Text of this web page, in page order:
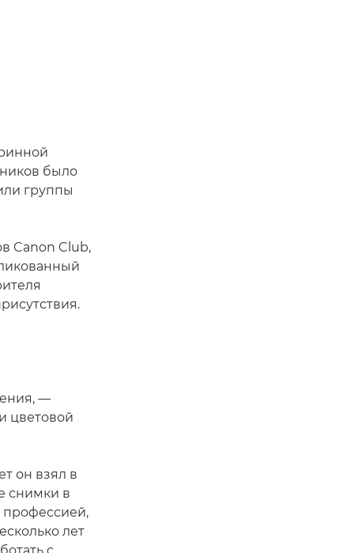
было
группы
Canon Club,
—
цветовой
он взял в
снимки в
профессией,
лет